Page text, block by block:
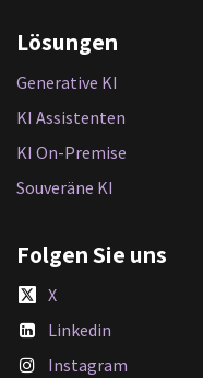
Lösungen
Generative KI
KI Assistenten
KI On-Premise
Souveräne KI
Folgen Sie uns
X
Linkedin
Instagram